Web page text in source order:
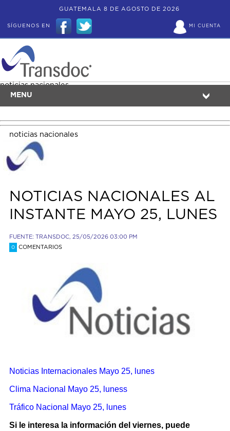
GUATEMALA 8 DE AGOSTO DE 2026
MI CUENTA
SÍGUENOS EN
MENU
noticias nacionales
noticias nacionales
NOTICIAS NACIONALES AL
INSTANTE MAYO 25, LUNES
FUENTE: TRANSDOC, 25/05/2026 03:00 PM
0 COMENTARIOS
Noticias Internacionales Mayo 25, lunes
Clima Nacional Mayo 25, luness
Tráfico Nacional Mayo 25, lunes
Si le interesa la información del viernes, puede